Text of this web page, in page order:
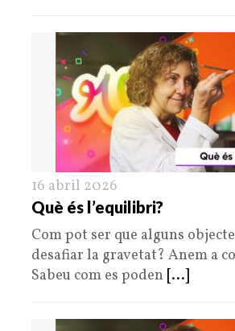
16 abril 2026
Què és l’equilibri?
Com pot ser que alguns
desafiar la gravetat? Anem a
Sabeu com es poden [...]